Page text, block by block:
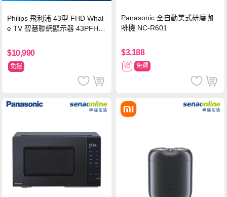
Philips 飛利浦 43型 FHD Whal
e TV 智慧聯網顯示器 43PFH6
$10,990
免運
Panasonic 全自動美式研磨咖
啡機 NC-R601
$3,188
贈 免運